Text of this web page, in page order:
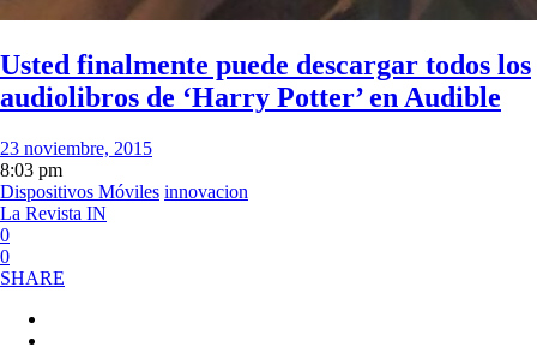
Usted finalmente puede descargar todos los
audiolibros de ‘Harry Potter’ en Audible
23 noviembre, 2015
8:03 pm
Dispositivos Móviles innovacion
La Revista IN
0
0
SHARE